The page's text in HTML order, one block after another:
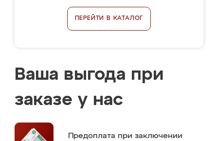
ПЕРЕЙТИ В КАТАЛОГ
Ваша выгода при
заказе у нас
Предоплата при заключении